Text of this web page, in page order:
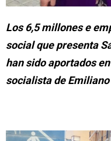
Los 6,5 millones e
social que presenta
han sido aportados
socialista de